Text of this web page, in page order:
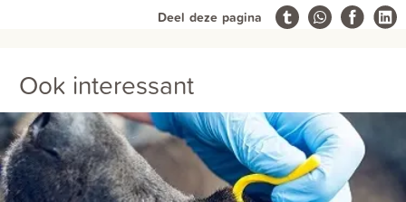
Deel deze pagina
Ook interessant